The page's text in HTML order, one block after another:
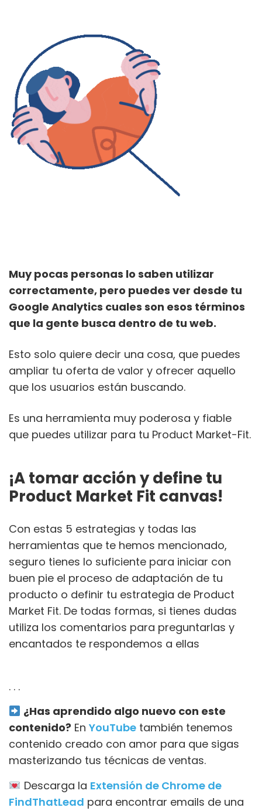
Muy pocas personas lo saben utilizar
correctamente, pero puedes ver desde tu
Google Analytics cuales son esos términos
que la gente busca dentro de tu web.
Esto solo quiere decir una cosa, que puedes
ampliar tu oferta de valor y ofrecer aquello
que los usuarios están buscando.
Es una herramienta muy poderosa y fiable
que puedes utilizar para tu Product Market-Fit.
¡A tomar acción y define tu
Product Market Fit canvas!
Con estas 5 estrategias y todas las
herramientas que te hemos mencionado,
seguro tienes lo suficiente para iniciar con
buen pie el proceso de adaptación de tu
producto o definir tu estrategia de Product
Market Fit. De todas formas, si tienes dudas
utiliza los comentarios para preguntarlas y
encantados te respondemos a ellas
. . .
¿Has aprendido algo nuevo con este
contenido? En YouTube también tenemos
contenido creado con amor para que sigas
masterizando tus técnicas de ventas.
Descarga la Extensión de Chrome de
FindThatLead para encontrar emails de una